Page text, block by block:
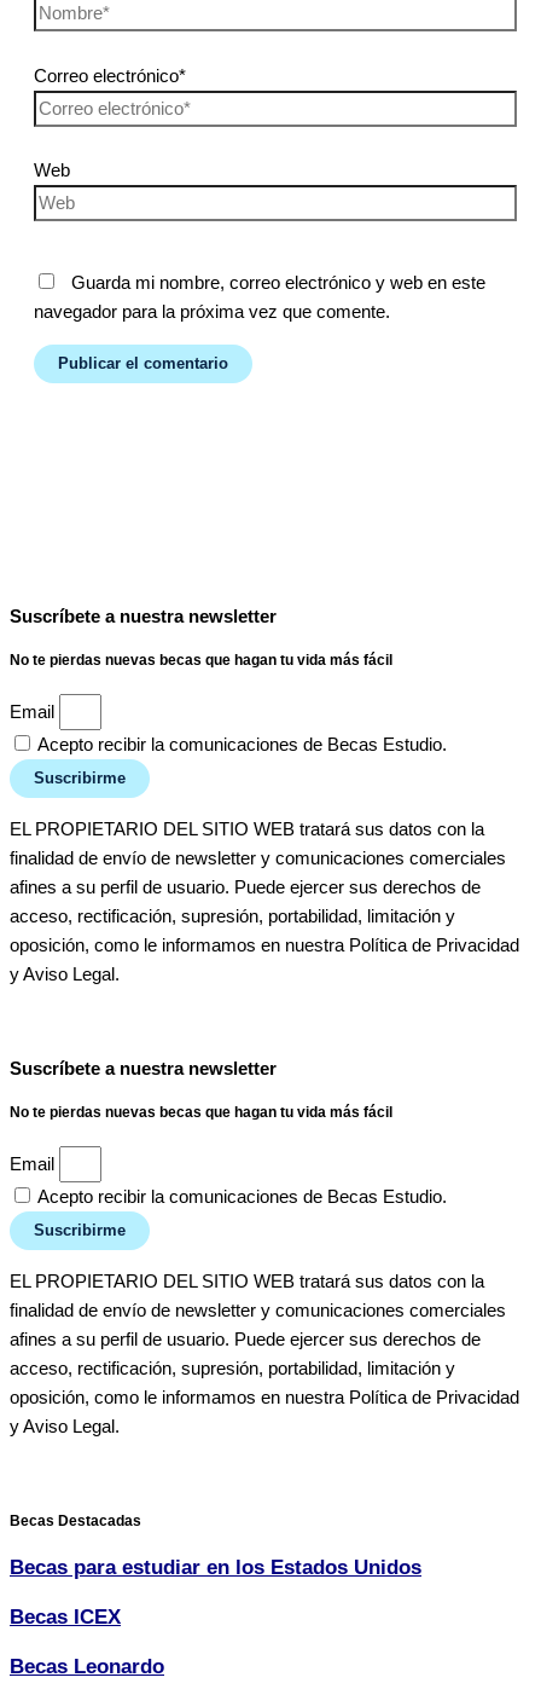
Correo electrónico*
Web
Guarda mi nombre, correo electrónico y web en este
navegador para la próxima vez que comente.
Suscríbete a nuestra newsletter
No te pierdas nuevas becas que hagan tu vida más fácil
Email
Acepto recibir la comunicaciones de Becas Estudio.
Suscribirme
EL PROPIETARIO DEL SITIO WEB tratará sus datos con la
finalidad de envío de newsletter y comunicaciones comerciales
afines a su perfil de usuario. Puede ejercer sus derechos de
acceso, rectificación, supresión, portabilidad, limitación y
oposición, como le informamos en nuestra Política de Privacidad
y Aviso Legal.
Suscríbete a nuestra newsletter
No te pierdas nuevas becas que hagan tu vida más fácil
Email
Acepto recibir la comunicaciones de Becas Estudio.
Suscribirme
EL PROPIETARIO DEL SITIO WEB tratará sus datos con la
finalidad de envío de newsletter y comunicaciones comerciales
afines a su perfil de usuario. Puede ejercer sus derechos de
acceso, rectificación, supresión, portabilidad, limitación y
oposición, como le informamos en nuestra Política de Privacidad
y Aviso Legal.
Becas Destacadas
Becas para estudiar en los Estados Unidos
Becas ICEX
Becas Leonardo